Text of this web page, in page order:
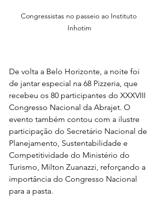
Congressistas no passeio ao Instituto
Inhotim
De volta a Belo Horizonte, a noite foi
de jantar especial na 68 Pizzeria, que
recebeu os 80 participantes do XXXVIII
Congresso Nacional da Abrajet. O
evento também contou com a ilustre
participação do Secretário Nacional de
Planejamento, Sustentabilidade e
Competitividade do Ministério do
Turismo, Milton Zuanazzi, reforçando a
importância do Congresso Nacional
para a pasta.